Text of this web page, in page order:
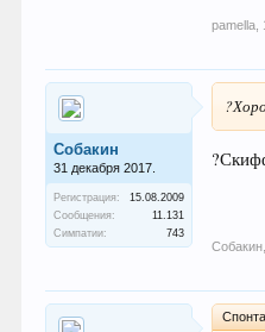
pamella
Собакин
31 декабря 2017.
Регистрация:
15.08.2009
Сообщения:
11.131
Симпатии:
743
Собакин